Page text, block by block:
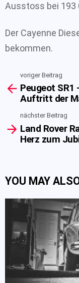
Ausstoss bei 193
Der Cayenne
bekommen.
more
voriger Beitrag
Peugeot
Auftritt der
nächster Beitrag
Land Rover
Herz zum
YOU MAY